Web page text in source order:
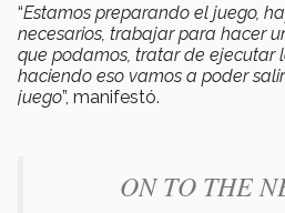
“Estamos preparando el juego,
necesarios, trabajar para hacer
que podamos, tratar de ejecutar
haciendo eso vamos a poder
juego”, manifestó.
ON TO THE